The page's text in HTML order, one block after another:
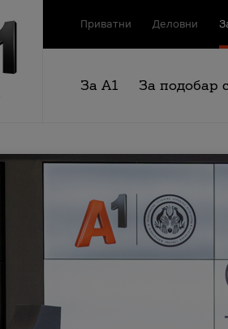
Приватни Деловни
За А1 За подобар